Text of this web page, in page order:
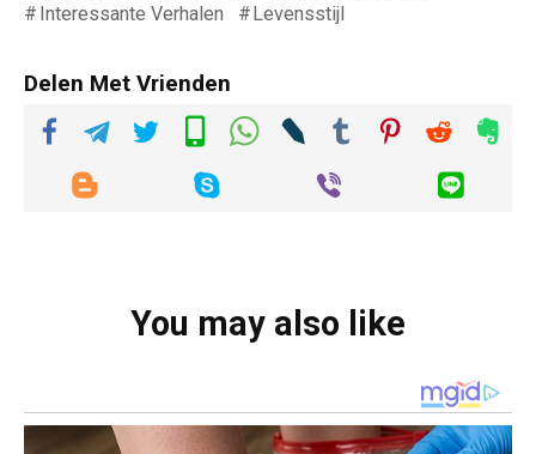
Interessante Verhalen
Levensstijl
Delen Met Vrienden
You may also like